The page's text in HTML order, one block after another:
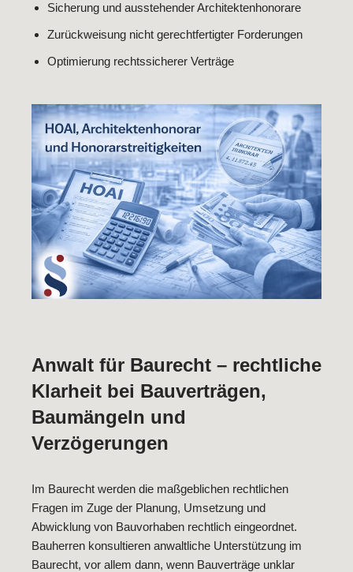
Sicherung und ausstehender Architektenhonorare
Zurückweisung nicht gerechtfertigter Forderungen
Optimierung rechtssicherer Verträge
Anwalt für Baurecht – rechtliche
Klarheit bei Bauverträgen,
Baumängeln und
Verzögerungen
Im Baurecht werden die maßgeblichen rechtlichen
Fragen im Zuge der Planung, Umsetzung und
Abwicklung von Bauvorhaben rechtlich eingeordnet.
Bauherren konsultieren anwaltliche Unterstützung im
Baurecht, vor allem dann, wenn Bauverträge unklar